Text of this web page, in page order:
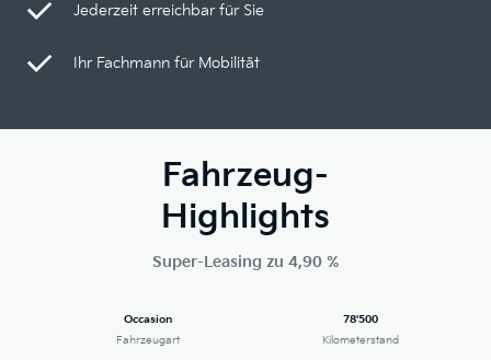
Jederzeit erreichbar für Sie
Ihr Fachmann für Mobilität
Fahrzeug-
Highlights
Super-Leasing zu 4,90 %
Occasion
Fahrzeugart
78'500
Kilometerstand